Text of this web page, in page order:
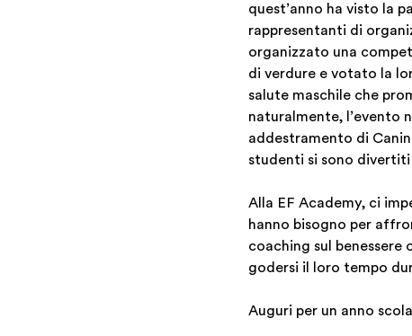
quest’anno ha visto la
rappresentanti di
organizzato una
di verdure e votato la
salute maschile che
naturalmente, l’evento
addestramento di
studenti si sono
Alla EF Academy, ci
hanno bisogno per
coaching sul benessere
godersi il loro tempo
Auguri per un anno